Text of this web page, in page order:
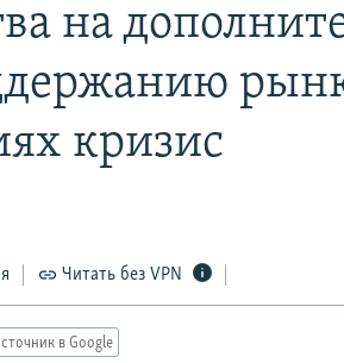
на
кризис
Читать без VPN
в Google